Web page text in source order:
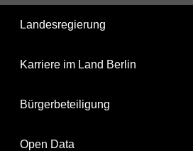
Landesregierung
Karriere im Land Berlin
Bürgerbeteiligung
Open Data